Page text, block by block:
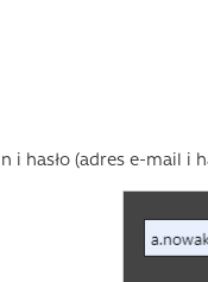
i hasło (adres e-mail i